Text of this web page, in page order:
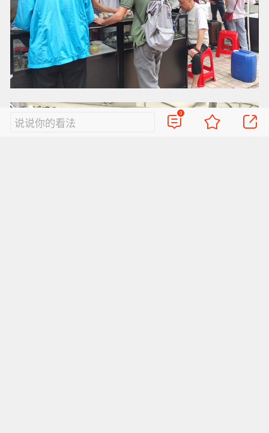
说说你的看法
0